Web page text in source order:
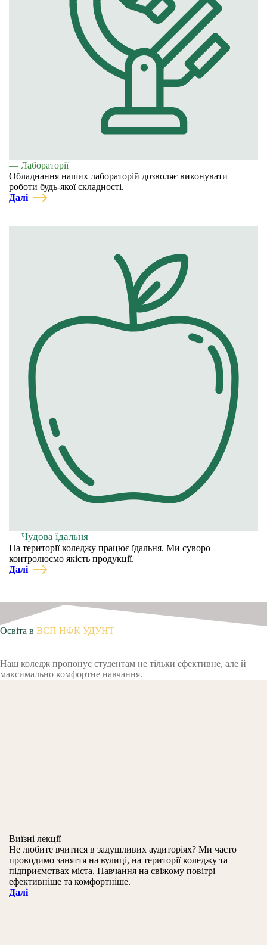
— Лабораторії
Обладнання наших лабораторій дозволяє виконувати
роботи будь-якої складності.
Далі
— Чудова їдальня
На території коледжу працює їдальня. Ми суворо
контролюємо якість продукції.
Далі
Освіта в ВСП НФК УДУНТ
Наш коледж пропонує студентам не тільки ефективне, але й
максимально комфортне навчання.
Виїзні лекції
Не любите вчитися в задушливих аудиторіях? Ми часто
проводимо заняття на вулиці, на території коледжу та
підприємствах міста. Навчання на свіжому повітрі
ефективніше та комфортніше.
Далі